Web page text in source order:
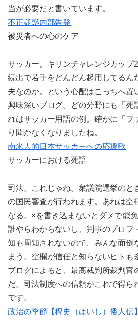
当が必要だと書いています。
不正疑惑内部告発
被災者への心のケア
サッカー。キリンチャレンジカップ
続出で若手をどんどん起用してるん
夫なのか。という心配はこっちへ置
興味深いブログ。どの分野にも「死
れはサッカー用語の例。確かに「フ
り聞かなくなりましたね。
南米人的日本サッカーへの応援歌
サッカーにおける死語
司法。これじゃね。衆議院選挙のと
の国民審査が行われます。あれは空
なる。×を書き込まないとダメで罷
誰やらわからないし、判事のプロフ
知も周知されないので、みんな面倒
まう。空欄が信任と知らないヒトも
ブログによると、最高裁判所裁判官
だ。司法制度への信頼がこれで得ら
です。
政治の季節【稗史（はいし）倭人伝】